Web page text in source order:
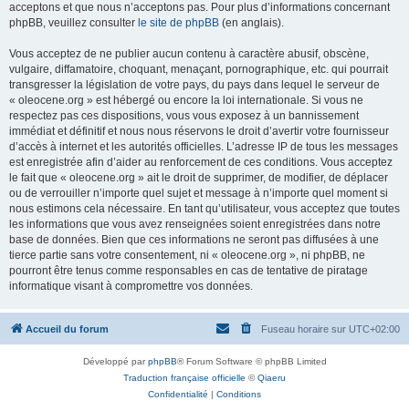
acceptons et que nous n’acceptons pas. Pour plus d’informations concernant
phpBB, veuillez consulter le site de phpBB (en anglais).
Vous acceptez de ne publier aucun contenu à caractère abusif, obscène,
vulgaire, diffamatoire, choquant, menaçant, pornographique, etc. qui pourrait
transgresser la législation de votre pays, du pays dans lequel le serveur de
« oleocene.org » est hébergé ou encore la loi internationale. Si vous ne
respectez pas ces dispositions, vous vous exposez à un bannissement
immédiat et définitif et nous nous réservons le droit d’avertir votre fournisseur
d’accès à internet et les autorités officielles. L’adresse IP de tous les messages
est enregistrée afin d’aider au renforcement de ces conditions. Vous acceptez
le fait que « oleocene.org » ait le droit de supprimer, de modifier, de déplacer
ou de verrouiller n’importe quel sujet et message à n’importe quel moment si
nous estimons cela nécessaire. En tant qu’utilisateur, vous acceptez que toutes
les informations que vous avez renseignées soient enregistrées dans notre
base de données. Bien que ces informations ne seront pas diffusées à une
tierce partie sans votre consentement, ni « oleocene.org », ni phpBB, ne
pourront être tenus comme responsables en cas de tentative de piratage
informatique visant à compromettre vos données.
Accueil du forum Fuseau horaire sur UTC+02:00
Développé parphpBB® Forum Software © phpBB Limited
Traduction française officielle ©Qiaeru
Confidentialité | Conditions